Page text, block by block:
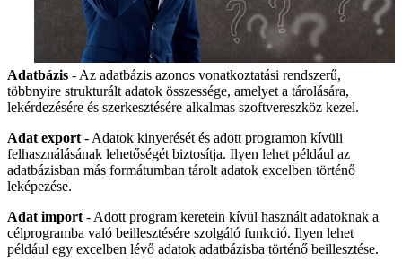
Adatbázis - Az adatbázis azonos vonatkoztatási rendszerű,
többnyire strukturált adatok összessége, amelyet a tárolására,
lekérdezésére és szerkesztésére alkalmas szoftvereszköz kezel.
Adat export - Adatok kinyerését és adott programon kívüli
felhasználásának lehetőségét biztosítja. Ilyen lehet például az
adatbázisban más formátumban tárolt adatok excelben történő
leképezése.
Adat import - Adott program keretein kívül használt adatoknak a
célprogramba való beillesztésére szolgáló funkció. Ilyen lehet
például egy excelben lévő adatok adatbázisba történő beillesztése.